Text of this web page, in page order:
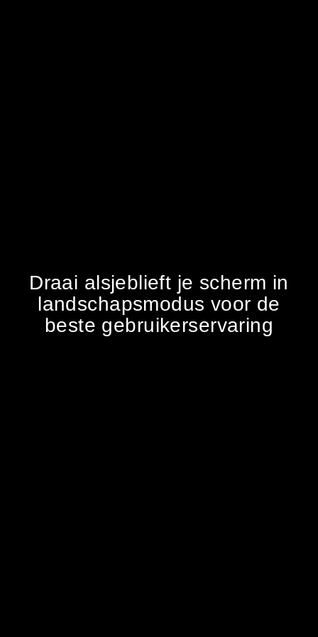
Draai alsjeblieft je scherm in
landschapsmodus voor de
beste gebruikerservaring